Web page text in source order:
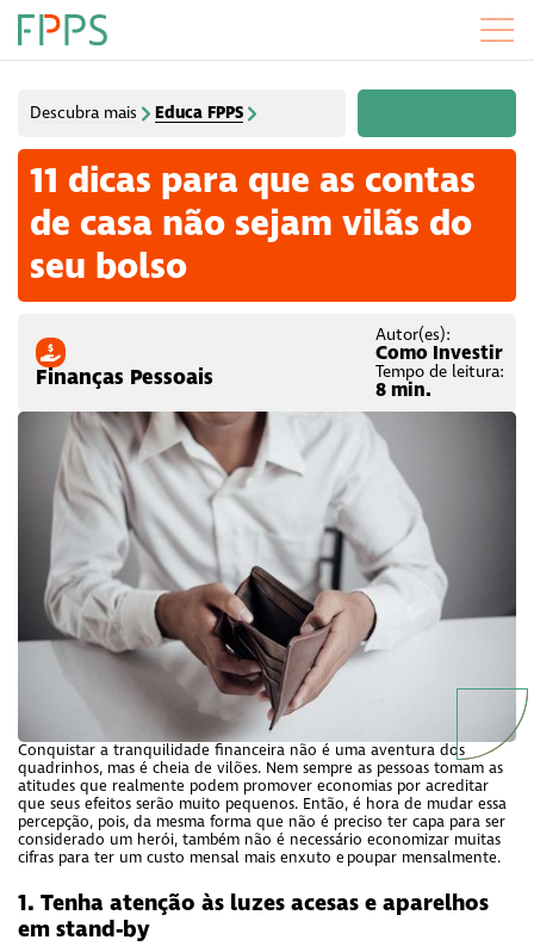
Descubra mais Educa FPPS
11 dicas para que as contas
de casa não sejam vilãs do
seu bolso
Finanças Pessoais
Autor(es):
Como Investir
Tempo de leitura:
8 min.
Conquistar a tranquilidade financeira não é uma aventura dos
quadrinhos, mas é cheia de vilões. Nem sempre as pessoas tomam as
atitudes que realmente podem promover economias por acreditar
que seus efeitos serão muito pequenos. Então, é hora de mudar essa
percepção, pois, da mesma forma que não é preciso ter capa para ser
considerado um herói, também não é necessário economizar muitas
cifras para ter um custo mensal mais enxuto e poupar mensalmente.
1. Tenha atenção às luzes acesas e aparelhos
em stand-by